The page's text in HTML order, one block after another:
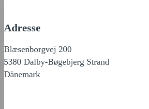
Adresse
Blæsenborgvej 200
5380 Dalby-Bøgebjerg Strand
Dänemark